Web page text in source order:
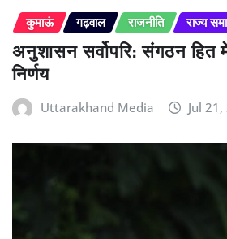
कुमाऊं गढ़वाल राजनीति राज्य
अनुशासन सर्वोपरि: संगठन हित
निर्णय
Uttarakhand Media Jul